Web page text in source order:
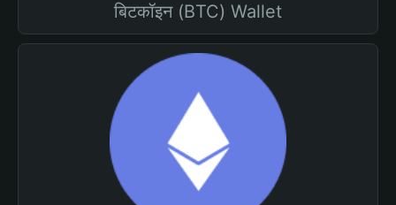
बिटकॉइन (BTC) Wallet